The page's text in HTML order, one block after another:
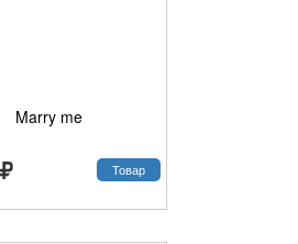
Marry me
Товар